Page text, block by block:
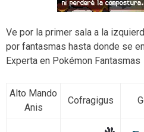
Ve por la primer sala a la
por fantasmas hasta donde se
Experta en Pokémon Fantasmas
Alto Mando
Anis
Cofragigus